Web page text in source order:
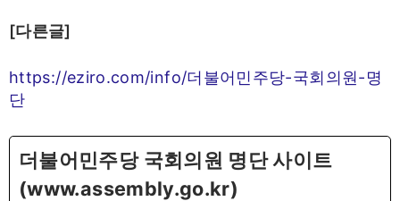
[다른글]
https://eziro.com/info/더불어민주당-국회의원-명
단
더불어민주당 국회의원 명단 사이트
(www.assembly.go.kr)